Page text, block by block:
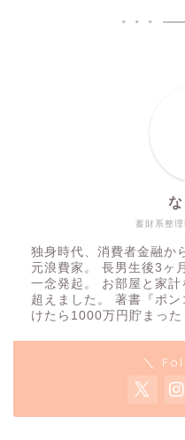
蓄財系整
独身時代、消費者金融か
元浪費家。 長男生後3ヶ
一念発起。 お部屋と家
超えました。 著書『ポ
けたら1000万円貯まっ
＼